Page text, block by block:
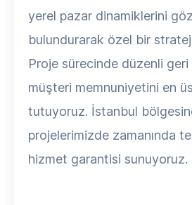
yerel pazar dinamiklerini
bulundurarak özel bir
Proje sürecinde düzenli
müşteri memnuniyetini en
tutuyoruz. İstanbul
projelerimizde zamanında
hizmet garantisi sunuyoruz.